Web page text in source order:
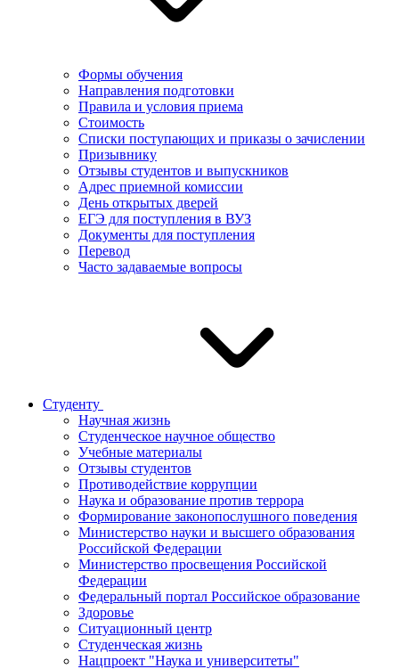
Формы обучения
Направления подготовки
Правила и условия приема
Стоимость
Списки поступающих и приказы о зачислении
Призывнику
Отзывы студентов и выпускников
Адрес приемной комиссии
День открытых дверей
ЕГЭ для поступления в ВУЗ
Документы для поступления
Перевод
Часто задаваемые вопросы
Студенту
Научная жизнь
Студенческое научное общество
Учебные материалы
Отзывы студентов
Противодействие коррупции
Наука и образование против террора
Формирование законопослушного поведения
Министерство науки и высшего образования
Российской Федерации
Министерство просвещения Российской
Федерации
Федеральный портал Российское образование
Здоровье
Ситуационный центр
Студенческая жизнь
Нацпроект "Наука и университеты"